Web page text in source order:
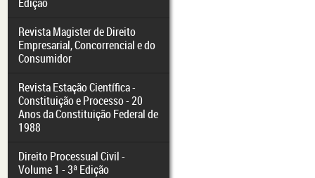
Revista Magister de Direito
Empresarial, Concorrencial e do
Consumidor
Revista Estação Científica -
Constituição e Processo - 20
Anos da Constituição Federal de
1988
Direito Processual Civil -
Volume 1 - 3ª Edição